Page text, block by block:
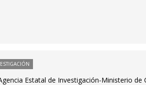
Estatal de Investigación-Ministerio